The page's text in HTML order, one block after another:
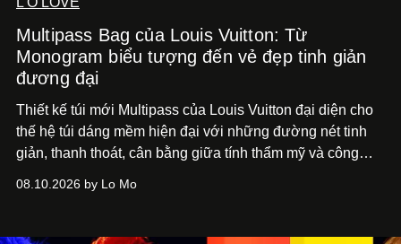
Multipass Bag của Louis Vuitton: Từ
Monogram biểu tượng đến vẻ đẹp tinh giản
đương đại
Thiết kế túi mới Multipass của Louis Vuitton đại diện cho
thế hệ túi dáng mềm hiện đại với những đường nét tinh
giản, thanh thoát, cân bằng giữa tính thẩm mỹ và công
08.10.2026 by Lo Mo